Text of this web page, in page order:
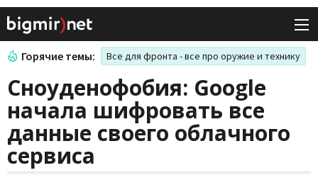
Горячие темы: Все для фронта - все про оружие и технику
Сноуденофобия: Google
начала шифровать все
данные своего облачного
сервиса